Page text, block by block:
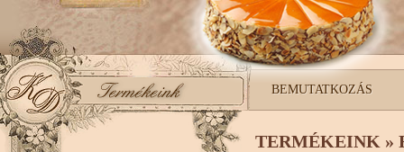
BEMUTATKOZÁS
TERMÉKEINK »